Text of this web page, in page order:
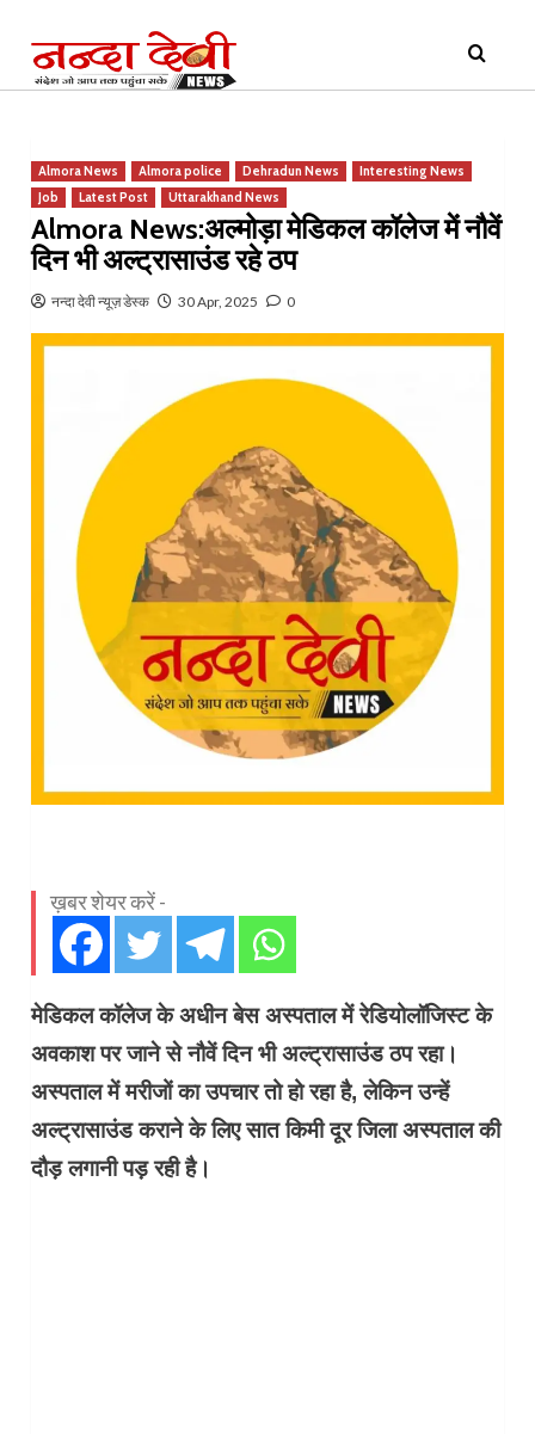
content
Menu
Almora News Almora police Dehradun News
Interesting News
Job
Latest Post Uttarakhand News
Almora News:अल्मोड़ा मेडिकल कॉलेज में नौवें
दिन भी अल्ट्रासाउंड रहे ठप
नन्दा देवी न्यूज़ डेस्क 30 Apr, 2025 0
ख़बर शेयर करें -
मेडिकल कॉलेज के अधीन बेस अस्पताल में रेडियोलॉजिस्ट के
अवकाश पर जाने से नौवें दिन भी अल्ट्रासाउंड ठप रहा।
अस्पताल में मरीजों का उपचार तो हो रहा है, लेकिन उन्हें
अल्ट्रासाउंड कराने के लिए सात किमी दूर जिला अस्पताल की
दौड़ लगानी पड़ रही है।